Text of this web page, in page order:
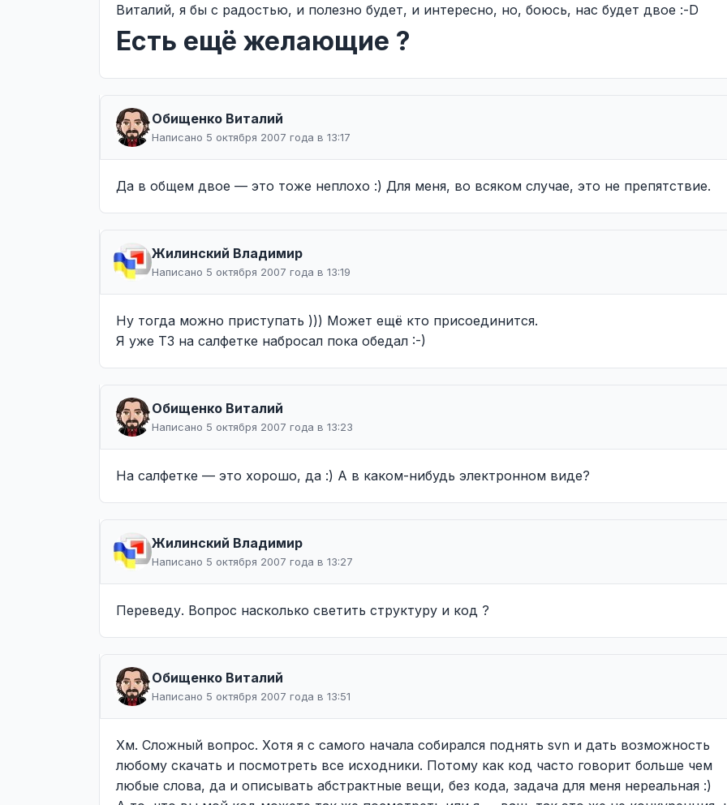
Виталий, я бы с радостью, и полезно будет, и интересно, но, боюсь, нас будет двое :-D
Есть ещё желающие ?
Обищенко Виталий
Написано 5 октября 2007 года в 13:17
Да в общем двое — это тоже неплохо :) Для меня, во всяком случае, это не препятствие.
Жилинcкий Владимир
Написано 5 октября 2007 года в 13:19
Ну тогда можно приступать ))) Может ещё кто присоединится.
Я уже ТЗ на салфетке набросал пока обедал :-)
Обищенко Виталий
Написано 5 октября 2007 года в 13:23
На салфетке — это хорошо, да :) А в каком-нибудь электронном виде?
Жилинcкий Владимир
Написано 5 октября 2007 года в 13:27
Переведу. Вопрос насколько светить структуру и код ?
Обищенко Виталий
Написано 5 октября 2007 года в 13:51
Хм. Сложный вопрос. Хотя я с самого начала собирался поднять svn и дать возможность
любому скачать и посмотреть все исходники. Потому как код часто говорит больше чем
любые слова, да и описывать абстрактные вещи, без кода, задача для меня нереальная :)